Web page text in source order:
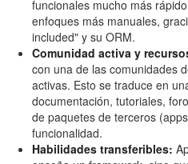
funcionales mucho más
enfoques más manuales,
included" y su ORM.
Comunidad activa y
con una de las comunidades
activas. Esto se traduce en
documentación, tutoriales,
de paquetes de terceros
funcionalidad.
Habilidades transferibles: